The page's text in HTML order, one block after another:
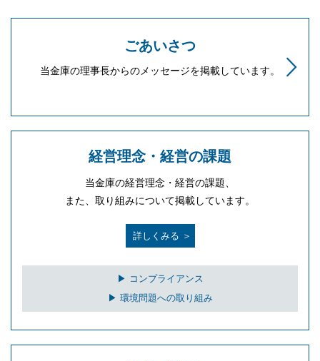
ごあいさつ
当金庫の理事長からの メッセージを掲載しています。
経営理念・経営の課題
当金庫の経営理念・経営の課題、
また、取り組みについて掲載しています。
詳しくみる ＞
▶ コンプライアンス
▶ 環境問題への取り組み